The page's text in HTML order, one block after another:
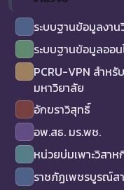
ระบบฐานข้อมูลงา
ระบบฐานข้อมูลออ
PCRU-VPN สำห
มหาวิยาลัย
อักขราวิสุทธิ์
อพ.สธ. มร.พช.
หน่วยบ่มเพาะวิสาห
ราชภัฏเพชรบูรณ์ส